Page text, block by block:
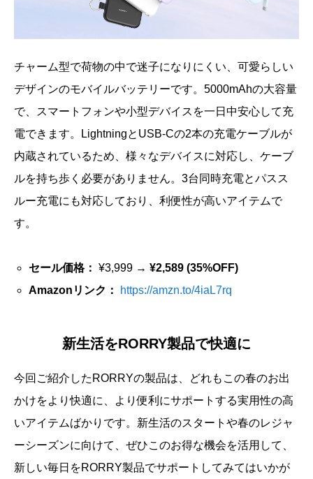
チャーム型で荷物の中で迷子になりにくい、可愛らしい
デザインのモバイルバッテリーです。5000mAhの大容量
で、スマートフォンや小型デバイスを一日中安心して充
電できます。LightningとUSB-Cの2本の充電ケーブルが
内蔵されているため、様々なデバイスに対応し、ケーブ
ルを持ち歩く必要がありません。3台同時充電とパスス
ルー充電にも対応しており、利便性が高いアイテムで
す。
セール価格： ¥3,999 → ¥2,589 (35%OFF)
Amazonリンク：
https://amzn.to/4iaL7rq
新生活をRORRY製品で快適に
今回ご紹介したRORRYの製品は、どれもこの春のお出
かけをより快適に、より便利にサポートする実用性の高
いアイテムばかりです。新生活のスタートや春のレジャ
ーシーズンに向けて、ぜひこのお得な機会を活用して、
新しい毎日をRORRY製品でサポートしてみてはいかが